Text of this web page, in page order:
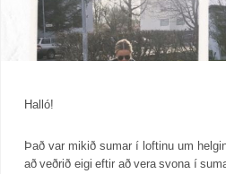
Halló!
Það var mikið sumar í loftinu um
að veðrið eigi eftir að vera svona í